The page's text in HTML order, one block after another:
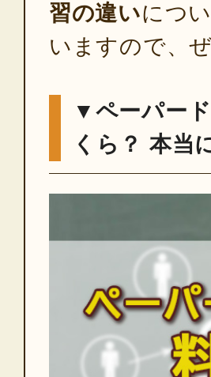
習の違いにつ
いますので、
▼ペーパー
くら？ 本当